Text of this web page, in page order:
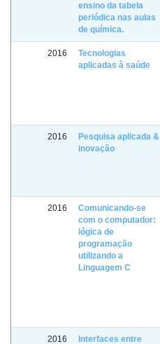
ensino da tabela
periódica nas aulas
de química.
2016
Tecnologias
aplicadas à saúde
2016
Pesquisa aplicada &
inovação
2016
Comunicando-se
com o computador:
lógica de
programação
utilizando a
Linguagem C
2016
Interfaces entre